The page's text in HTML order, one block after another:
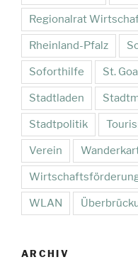
Regionalrat
Rheinland-Pfalz
Soforthilfe St.
Stadtladen
Stadtpolitik
Verein
WLAN
ARCHIV